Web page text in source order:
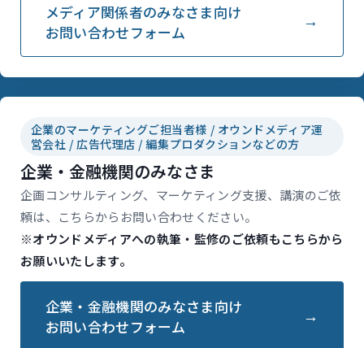
メディア関係者のみなさま向け
お問い合わせフォーム
企業のマーケティングご担当者様 / オウンドメディア運
営会社 / 広告代理店 / 編集プロダクションなどの方
企業・金融機関のみなさま
企画コンサルティング、マーケティング支援、講演のご依
頼は、こちらからお問い合わせください。
※オウンドメディアへの執筆・監修のご依頼もこちらから
お願いいたします。
企業・金融機関のみなさま向け
お問い合わせフォーム